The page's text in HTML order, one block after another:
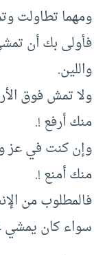
ومهما تطاولت
فأولى بك أن
واللين.
ولا تمش فوق
منك أرفع ‍!.
وإن كنت في عز
منك أمنع !.
فالمطلوب من
سواء كان يمشي